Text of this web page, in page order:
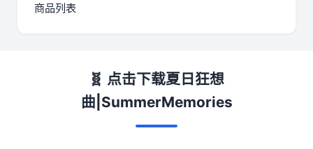
商品列表
🧬 点击下载夏日狂想
曲|SummerMemories